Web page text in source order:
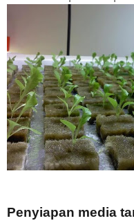
Penyiapan media